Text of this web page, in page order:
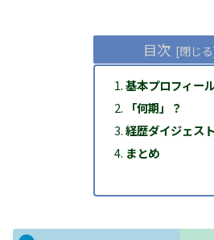
目次
基本プロフィー
「何期」？
経歴ダイジェスト
まとめ